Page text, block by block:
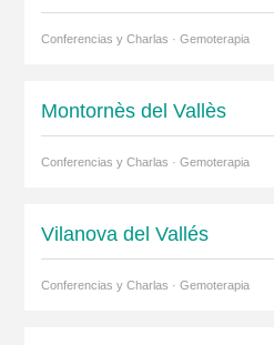
Conferencias y Charlas · Gemoterapia
Montornès del Vallès
Conferencias y Charlas · Gemoterapia
Vilanova del Vallés
Conferencias y Charlas · Gemoterapia